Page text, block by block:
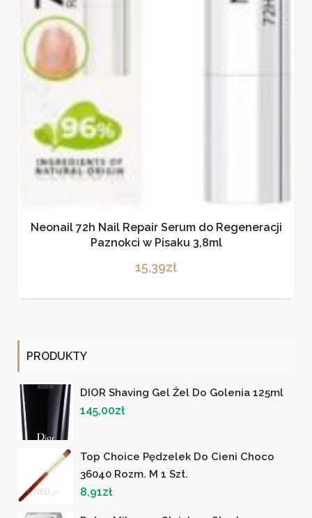
Neonail 72h Nail Repair Serum do Regeneracji
Paznokci w Pisaku 3,8ml
15,39zł
PRODUKTY
DIOR Shaving Gel Żel Do Golenia 125ml
145,00zł
Top Choice Pędzelek Do Cieni Choco
36040 Rozm. M 1 Szt.
8,91zł